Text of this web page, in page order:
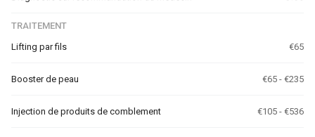
TRAITEMENT
Lifting par fils
€65
Booster de peau €65 - €235
Injection de produits de comblement €105 - €536